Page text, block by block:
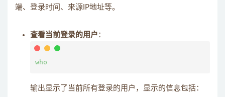
端、登录时间、来源IP地址等。
查看当前登录的用户 ：
输出显示了当前所有登录的用户，显示的信息包括：